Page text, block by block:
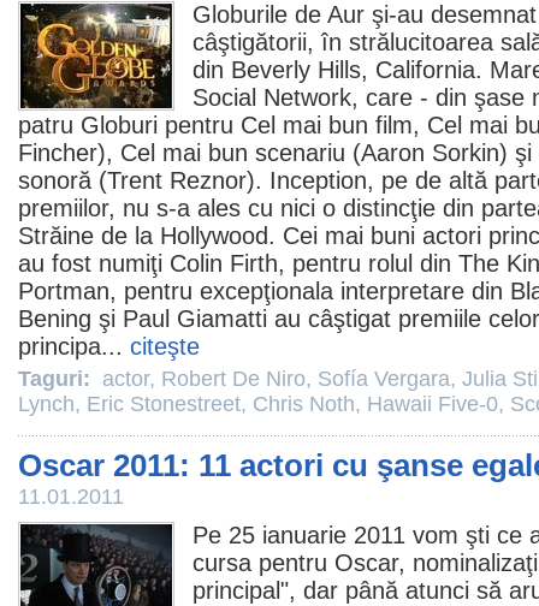
Globurile de Aur şi-au
câştigătorii, în strălucitoarea
din Beverly Hills, California.
Social Network, care - din şase
patru Globuri pentru Cel mai bun film, Cel mai
Fincher), Cel mai bun scenariu (Aaron Sorkin) şi
sonoră (Trent Reznor). Inception, pe de altă
premiilor, nu s-a ales cu nici o distincţie din
Străine de la Hollywood. Cei mai buni actori
au fost numiţi Colin Firth, pentru rolul din The
Portman, pentru excepţionala interpretare din
Bening şi Paul Giamatti au câştigat premiile
principa... citeşte
Taguri: actor, Robert De Niro, Sofía Vergara, Julia
Lynch, Eric Stonestreet, Chris Noth, Hawaii Five-0,
Oscar 2011: 11 actori cu şanse
11.01.2011
Pe 25 ianuarie 2011 vom şti ce
cursa pentru Oscar,
principal", dar până atunci să